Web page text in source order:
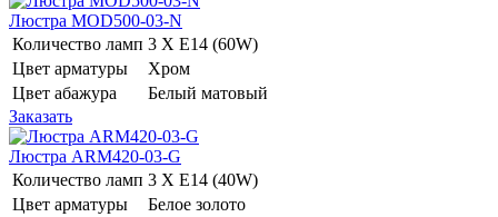
Люстра MOD500-03-N
Количество ламп 3 Х E14 (60W)
Цвет арматуры
Хром
Цвет абажура
Белый матовый
Заказать
Люстра ARM420-03-G
Количество ламп 3 Х E14 (40W)
Цвет арматуры
Белое золото